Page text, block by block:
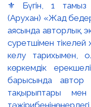
⚜️ Бүгін, 1 тамыз
(Арухан) «Жад
аясында авторлық
суретшімен тікелей
келу тарихымен,
көркемдік
барысында автор
тақырыптары